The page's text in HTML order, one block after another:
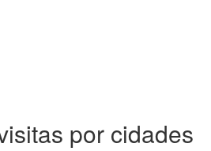
por cidades